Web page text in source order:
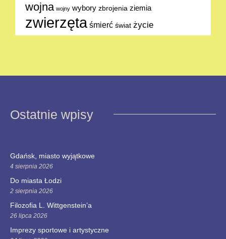
wojna wojny wybory zbrojenia ziemia
zwierzęta śmierć świat życie
Ostatnie wpisy
Gdańsk, miasto wyjątkowe
4 sierpnia 2026
Do miasta Łodzi
2 sierpnia 2026
Filozofia L. Wittgenstein’a
26 lipca 2026
Imprezy sportowe i artystyczne